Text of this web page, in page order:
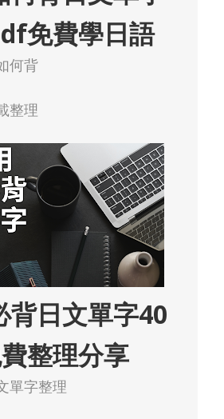
免費學日語
何背
整理
背日文單字40
整理分享
單字整理